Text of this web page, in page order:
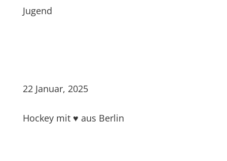
Jugend
22 Januar, 2025
Hockey mit ♥ aus Berlin